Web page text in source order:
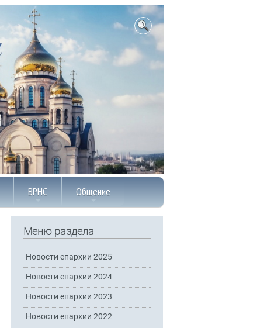
ВРНС Общение
Меню раздела
Новости епархии 2025
Новости епархии 2024
Новости епархии 2023
Новости епархии 2022